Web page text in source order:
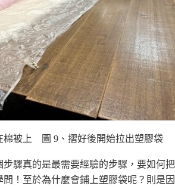
棉被上 圖 9、摺好後開始拉出塑膠袋
步驟真的是最需要經驗的步驟，要如何把
！⾄於為什麼會鋪上塑膠袋呢？則是因